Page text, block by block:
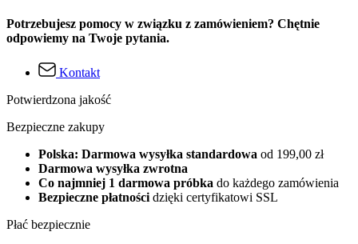
Potrzebujesz pomocy w związku z zamówieniem? Chętnie
odpowiemy na Twoje pytania.
Kontakt
Potwierdzona jakość
Bezpieczne zakupy
Polska: Darmowa wysyłka standardowa od 199,00 zł
Darmowa wysyłka zwrotna
Co najmniej 1 darmowa próbka do każdego zamówienia
Bezpieczne płatności dzięki certyfikatowi SSL
Płać bezpiecznie